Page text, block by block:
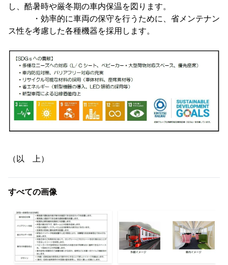
し、酷暑時や厳冬期の車内保温を図ります。
・効率的に車両の保守を行うために、省メンテナン
ス性を考慮した各種機器を採用します。
（以 上）
すべての画像